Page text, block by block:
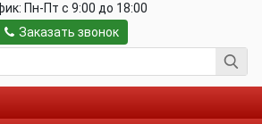
Пн-Пт c 9:00 до 18:00
Заказать звонок